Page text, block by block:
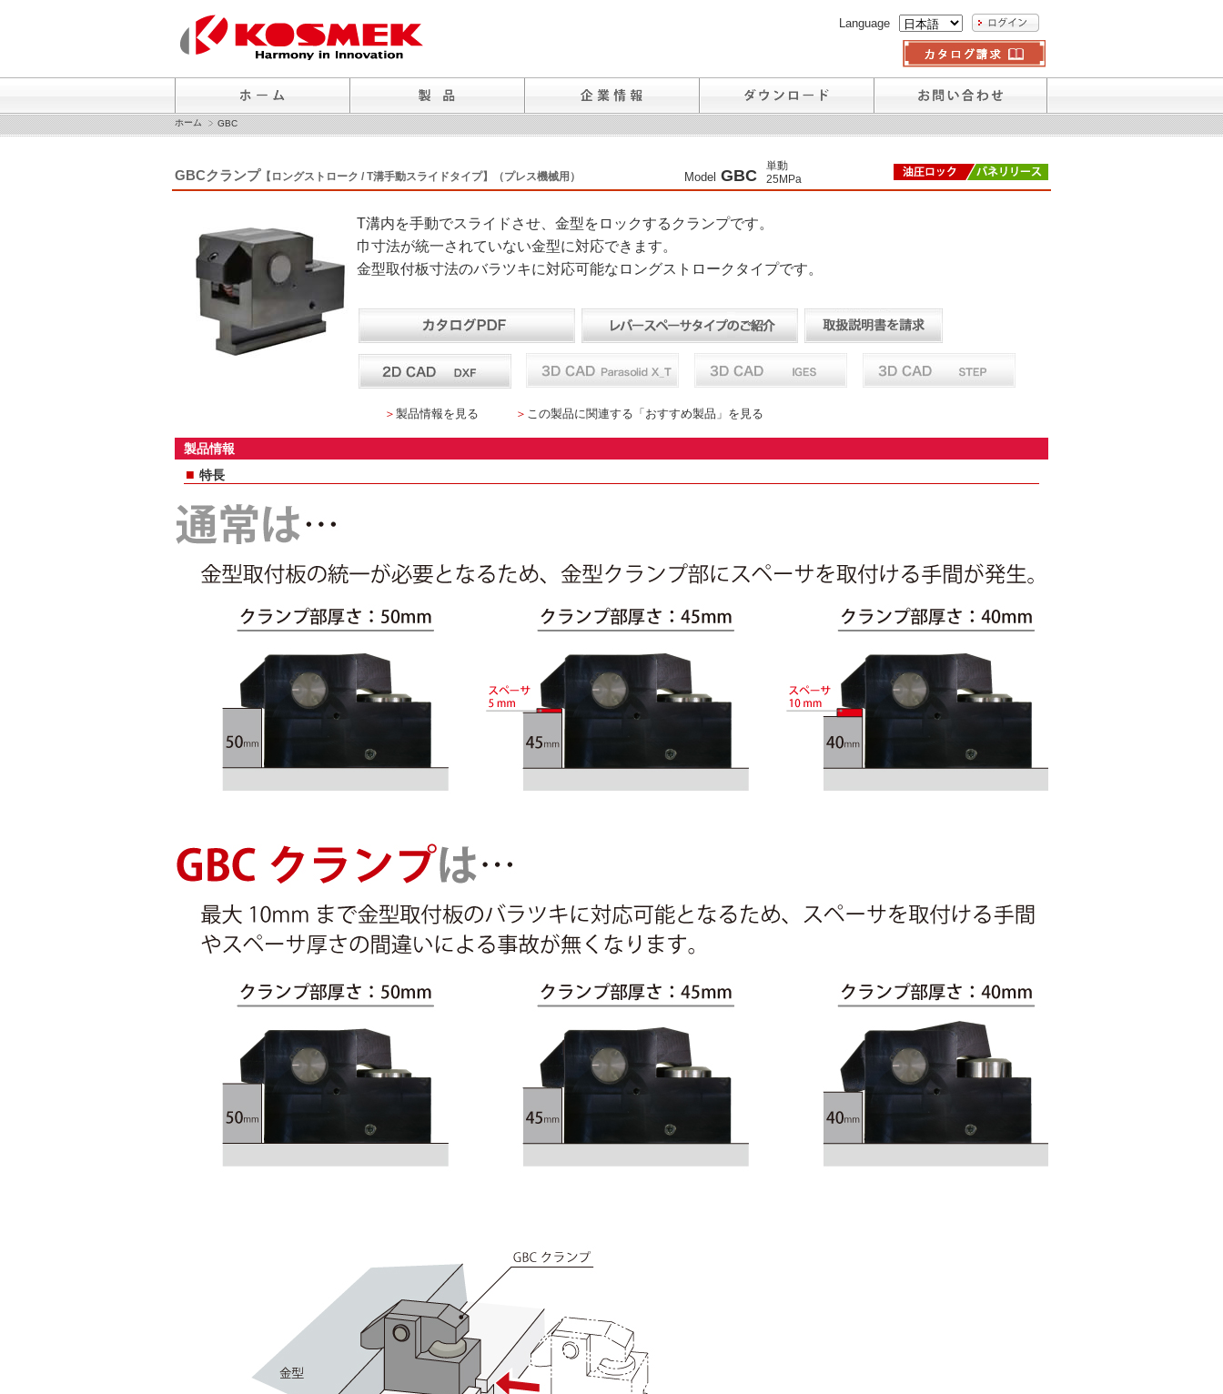
Language
ホーム GBC
GBCクランプ 【ロングストローク / T溝手動スライドタイプ】（プレス機械用） Model GBC
単動
25MPa
T溝内を手動でスライドさせ、金型をロックするクランプです。
巾寸法が統一されていない金型に対応できます。
金型取付板寸法のバラツキに対応可能なロングストロークタイプです。
＞ 製品情報を見る ＞ この製品に関連する「おすすめ製品」を見る
製品情報
■ 特長